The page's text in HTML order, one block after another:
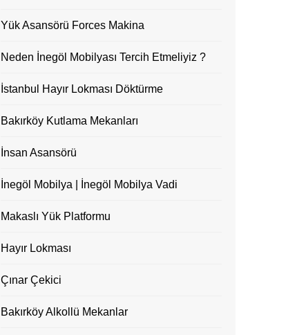
Yük Asansörü Forces Makina
Neden İnegöl Mobilyası Tercih Etmeliyiz ?
İstanbul Hayır Lokması Döktürme
Bakırköy Kutlama Mekanları
İnsan Asansörü
İnegöl Mobilya | İnegöl Mobilya Vadi
Makaslı Yük Platformu
Hayır Lokması
Çınar Çekici
Bakırköy Alkollü Mekanlar